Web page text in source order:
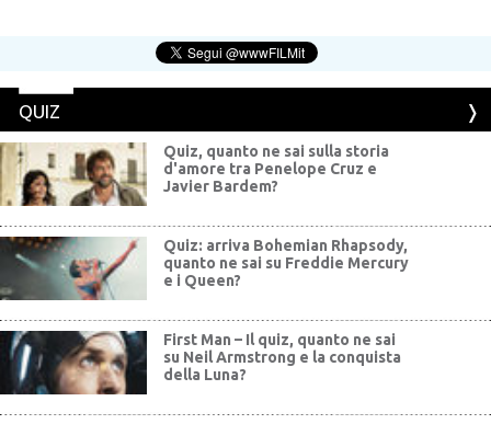
QUIZ
Quiz, quanto ne sai sulla storia
d'amore tra Penelope Cruz e
Javier Bardem?
Quiz: arriva Bohemian Rhapsody,
quanto ne sai su Freddie Mercury
e i Queen?
First Man – Il quiz, quanto ne sai
su Neil Armstrong e la conquista
della Luna?